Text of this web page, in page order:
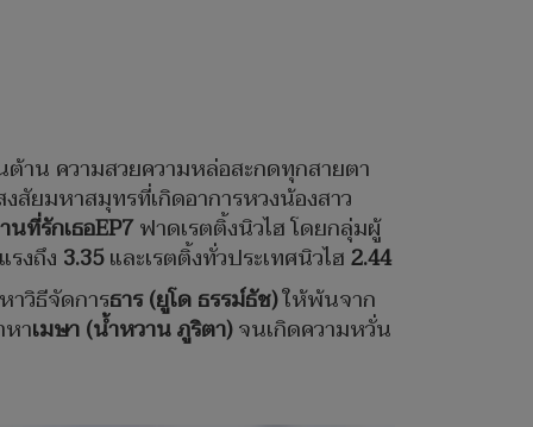
าน ความสวยความหล่อสะกดทุกสายตา
ยมหาสมุทรที่เกิดอาการหวงน้องสาว
ที่รักเธอEP7ฟาดเรตติ้งนิวไฮ โดยกลุ่มผู้
งถึง 3.35และเรตติ้งทั่วประเทศนิวไฮ2.44
วิธีจัดการธาร (ยูโด ธรรม์ธัช)ให้พ้นจาก
าเมษา (น้ำหวาน ภูริตา)จนเกิดความหวั่น